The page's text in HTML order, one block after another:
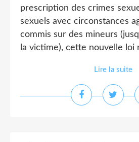
prescription des crimes
sexuels avec circonstances
commis sur des mineurs
la victime), cette nouvelle loi
Lire la suite